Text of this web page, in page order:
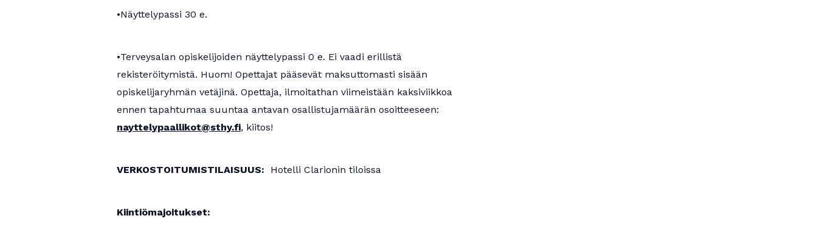
•Näyttelypassi 30 e.
•Terveysalan opiskelijoiden näyttelypassi 0 e. Ei vaadi erillistä
rekisteröitymistä. Huom! Opettajat pääsevät maksuttomasti sisään
opiskelijaryhmän vetäjinä. Opettaja, ilmoitathan viimeistään kaksiviikkoa
ennen tapahtumaa suuntaa antavan osallistujamäärän osoitteeseen:
nayttelypaallikot@sthy.fi, kiitos!
VERKOSTOITUMISTILAISUUS: Hotelli Clarionin tiloissa
Kiintiömajoitukset: